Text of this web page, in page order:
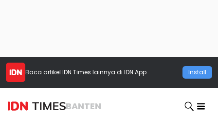
Baca artikel IDN Times lainnya di IDN App Install
BANTEN